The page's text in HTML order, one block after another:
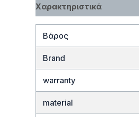
Χαρακτηριστικά
Βάρος
Brand
warranty
material